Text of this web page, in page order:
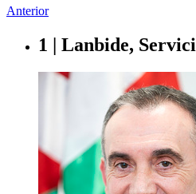
Anterior
1 | Lanbide,